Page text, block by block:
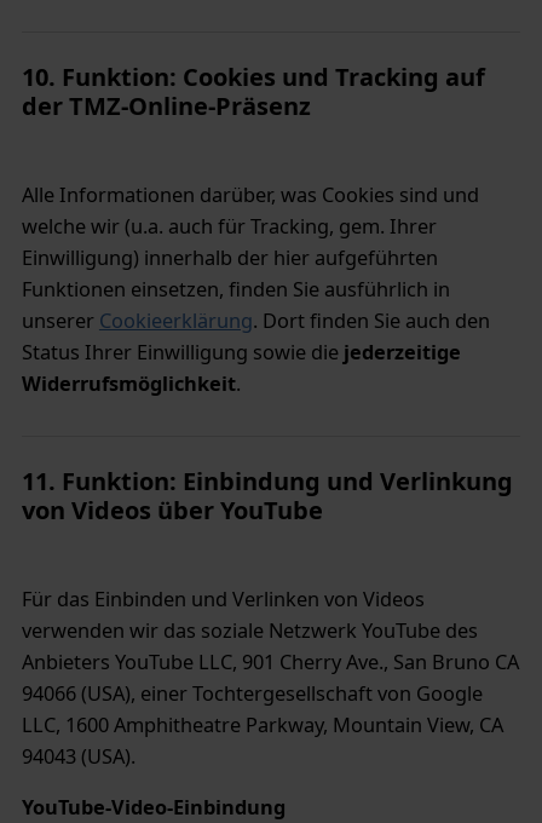
10. Funktion: Cookies und Tracking auf
der TMZ-Online-Präsenz
Alle Informationen darüber, was Cookies sind und
welche wir (u.a. auch für Tracking, gem. Ihrer
Einwilligung) innerhalb der hier aufgeführten
Funktionen einsetzen, finden Sie ausführlich in
unserer Cookieerklärung. Dort finden Sie auch den
Status Ihrer Einwilligung sowie die jederzeitige
Widerrufsmöglichkeit.
11. Funktion: Einbindung und Verlinkung
von Videos über YouTube
Für das Einbinden und Verlinken von Videos
verwenden wir das soziale Netzwerk YouTube des
Anbieters YouTube LLC, 901 Cherry Ave., San Bruno CA
94066 (USA), einer Tochtergesellschaft von Google
LLC, 1600 Amphitheatre Parkway, Mountain View, CA
94043 (USA).
YouTube-Video-Einbindung